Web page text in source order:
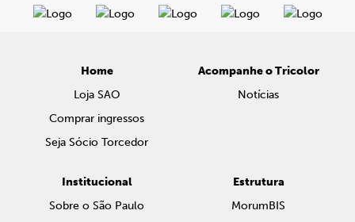
Home
Loja SAO
Comprar ingressos
Seja Sócio Torcedor
Acompanhe o Tricolor
Notícias
Institucional
Sobre o São Paulo
Estrutura
MorumBIS